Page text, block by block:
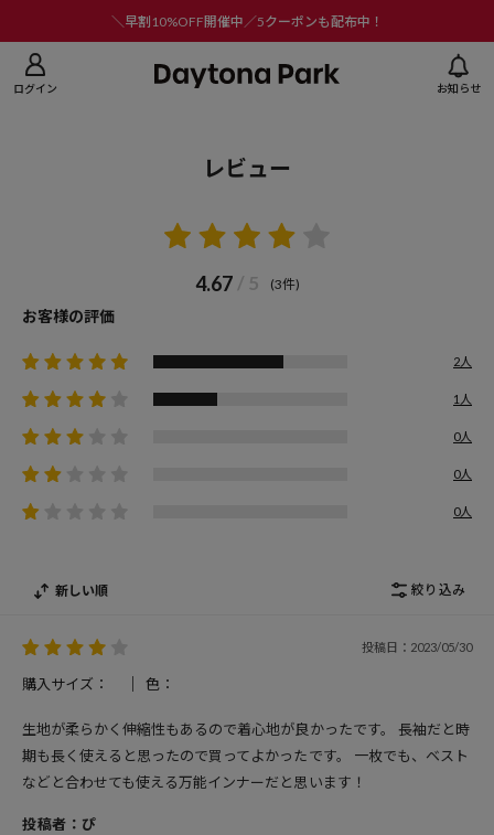
＼早割10%OFF開催中／5クーポンも配布中！
ログイン お知らせ
レビュー
4.67 / 5 (3件)
お客様の評価
2人
1人
0人
0人
0人
新しい順 絞り込み
投稿日：2023/05/30
購入サイズ： 色：
生地が柔らかく伸縮性もあるので着心地が良かったです。 長袖だと時
期も長く使えると思ったので買ってよかったです。 一枚でも、ベスト
などと合わせても使える万能インナーだと思います！
投稿者：ぴ